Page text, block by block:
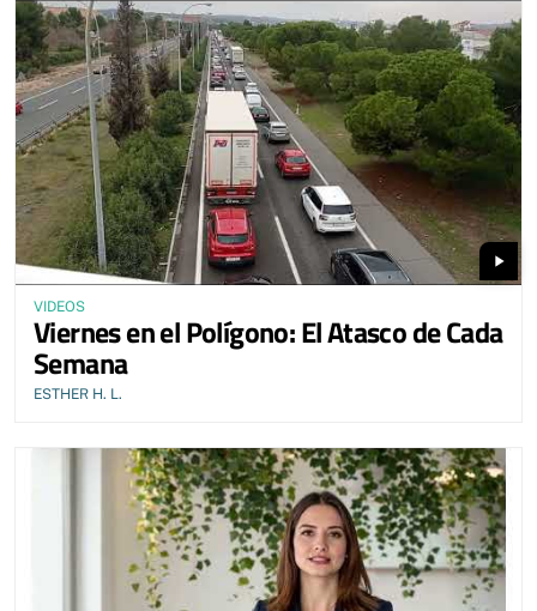
play_arrow
VIDEOS
Viernes en el Polígono: El Atasco de Cada
Semana
ESTHER H. L.